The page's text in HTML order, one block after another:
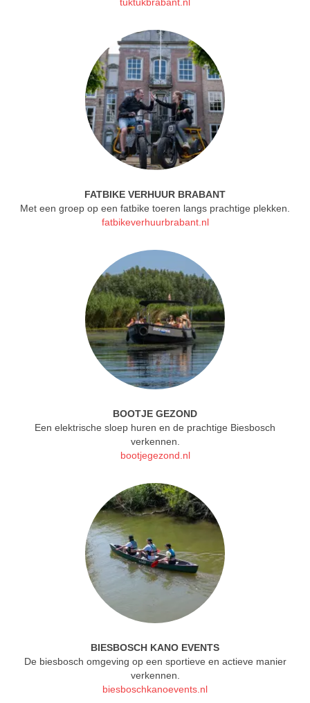
FATBIKE VERHUUR BRABANT
Met een groep op een fatbike toeren langs prachtige plekken.
fatbikeverhuurbrabant.nl
BOOTJE GEZOND
Een elektrische sloep huren en de prachtige Biesbosch
verkennen.
bootjegezond.nl
BIESBOSCH KANO EVENTS
De biesbosch omgeving op een sportieve en actieve manier
verkennen.
biesboschkanoevents.nl